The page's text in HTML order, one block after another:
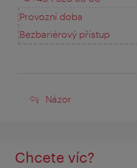
Provozní doba
Bezbariérový přístup
Názor
Názor
Chcete víc?